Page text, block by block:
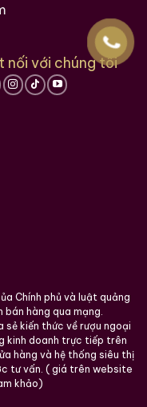
nối với chúng tôi
Chính phủ và luật quảng
bán hàng qua mạng.
kiến thức về rượu ngoại
kinh doanh trực tiếp trên
hàng và hệ thống siêu thị
tư vấn. ( giá trên website
khảo)